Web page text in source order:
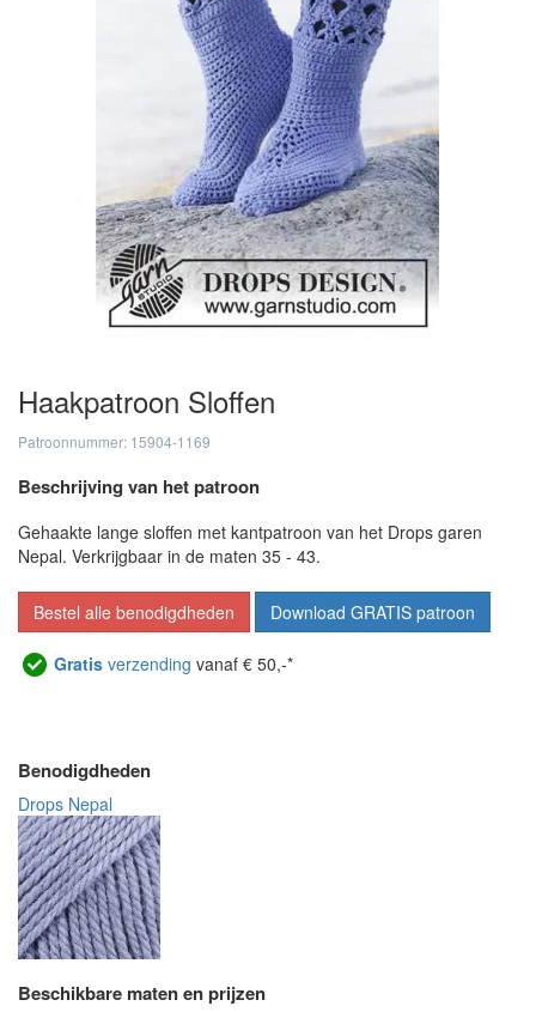
Haakpatroon Sloffen
Patroonnummer: 15904-1169
Beschrijving van het patroon
Gehaakte lange sloffen met kantpatroon van het Drops garen
Nepal. Verkrijgbaar in de maten 35 - 43.
Bestel alle benodigdheden Download GRATIS patroon
Gratis verzending vanaf € 50,-*
Benodigdheden
Drops Nepal
Beschikbare maten en prijzen